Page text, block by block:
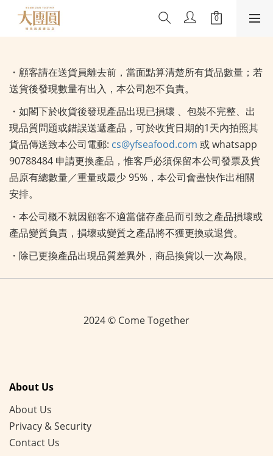
・顧客請在送貨員離去前，當面點算清楚所有貨品數量；若
送貨後發現數量有出入，本公司恕不負責。
・如閣下於收貨後發現產品出現已損壞 、包裝不完整、出
現品質問題或錯誤送遞產品，可於收貨日期的1天內拍照其
貨品傳送致本公司電郵: cs@yfseafood.com 或 whatsapp
90788484 申請更換產品，惟客戶必須保留本公司發票及貨
品原有總數量／重量或最少 95%，本公司會盡快作出相關
安排。
・本公司概不就因顧客不適當儲存產品而引致之產品損壞或
產品變質負責，損壞或變質之產品將不獲更換或退貨。
・除已更換產品出現品質差異外，商品換貨以一次為限。
2024 © Come Together
About Us
About Us
Privacy & Security
Contact Us